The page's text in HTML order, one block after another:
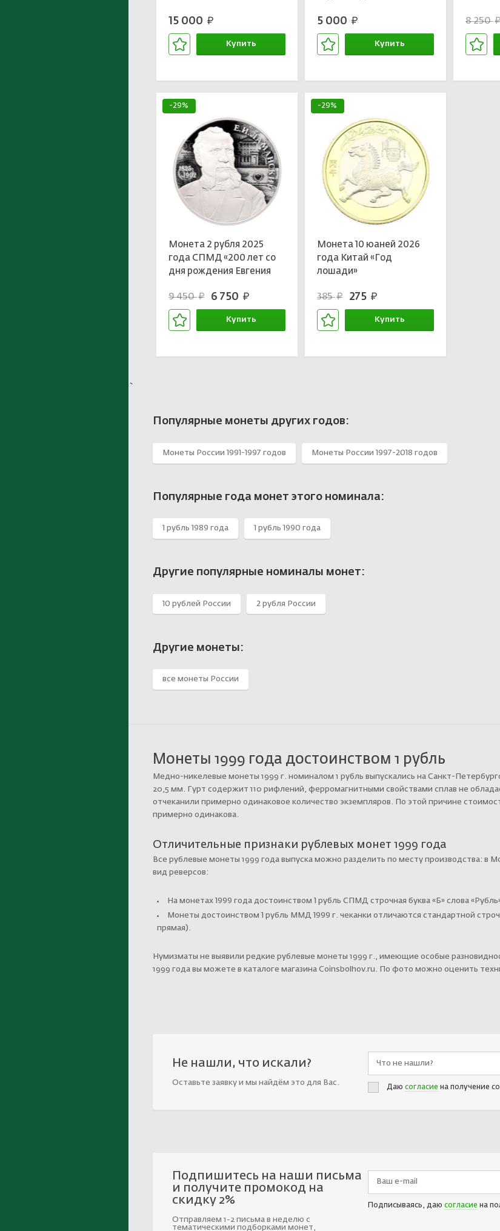
15 000 руб.
Купить
Стегозавр»
5 000 руб.
Купить
8 250руб.
-29%
Монета 2 рубля 2025
года СПМД «200 лет со
дня рождения Евгения
9 450руб. 6 750 руб.
Купить
-29%
Монета 10 юаней 2026
года Китай «Год
лошади»
385руб. 275 руб.
Купить
Популярные монеты других годов:
Монеты России 1991-1997 годов Монеты России 1997-2018 годов
Популярные года монет этого номинала:
1 рубль 1989 года 1 рубль 1990 года
Другие популярные номиналы монет:
10 рублей России 2 рубля России
Другие монеты:
все монеты России
Монеты 1999 года достоинством 1 рубль
Медно-никелевые монеты 1999 г. номиналом 1 рубль выпускались на Санкт-
20,5 мм. Гурт содержит 110 рифлений, ферромагнитными свойствами сплав не
отчеканили примерно одинаковое количество экземпляров. По этой причине
примерно одинакова.
Отличительные признаки рублевых монет 1999 года
Все рублевые монеты 1999 года выпуска можно разделить по месту производства: в
вид реверсов:
На монетах 1999 года достоинством 1 рубль СПМД строчная буква «Б» слова
Монеты достоинством 1 рубль ММД 1999 г. чеканки отличаются стандартной
прямая).
Нумизматы не выявили редкие рублевые монеты 1999 г., имеющие особые
1999 года вы можете в каталоге магазина Coinsbolhov.ru. По фото можно оценить
Не нашли, что искали?
Оставьте заявку и мы найдём это для Вас.
Даю согласие на получение
Подпишитесь на наши письма
и получите промокод на
скидку 2%
Отправляем 1-2 письма в неделю с
тематическими подборками монет,
Подписываясь, даю согласие на